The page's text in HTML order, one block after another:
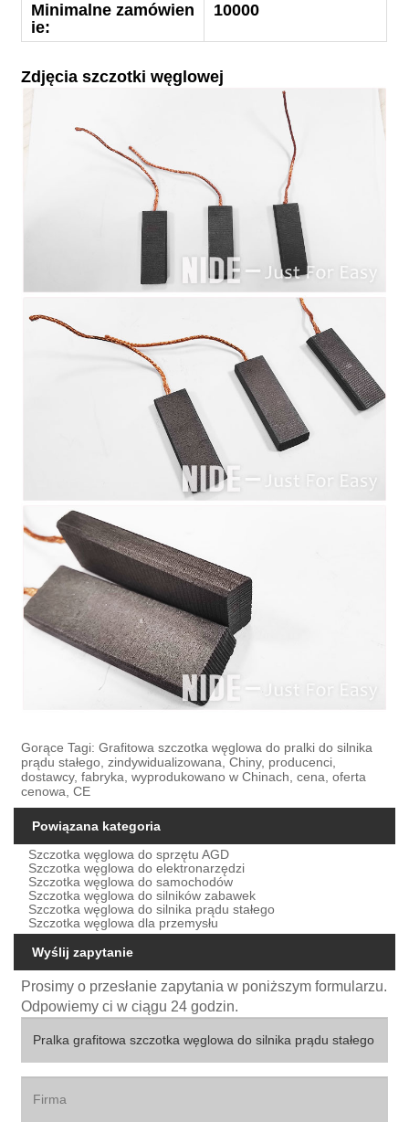
Minimalne zamówien
ie:
10000
Zdjęcia szczotki węglowej
Gorące Tagi: Grafitowa szczotka węglowa do pralki do silnika
prądu stałego, zindywidualizowana, Chiny, producenci,
dostawcy, fabryka, wyprodukowano w Chinach, cena, oferta
cenowa, CE
Powiązana kategoria
Szczotka węglowa do sprzętu AGD
Szczotka węglowa do elektronarzędzi
Szczotka węglowa do samochodów
Szczotka węglowa do silników zabawek
Szczotka węglowa do silnika prądu stałego
Szczotka węglowa dla przemysłu
Wyślij zapytanie
Prosimy o przesłanie zapytania w poniższym formularzu.
Odpowiemy ci w ciągu 24 godzin.